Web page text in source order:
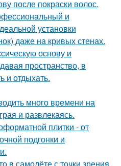
после покраски волос.
и
установки
даже на кривых стенах.
основу и
пространство, в
и отдыхать.
много времени на
и развлекаясь.
плитки - от
подгонки и
в самолёте с точки зрения